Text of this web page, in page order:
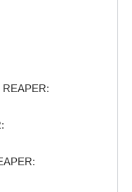
REAPER: